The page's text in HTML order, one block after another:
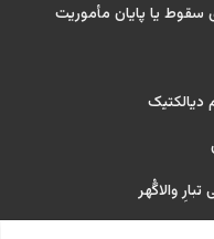
یا پایان مأموریت
والاگُهر